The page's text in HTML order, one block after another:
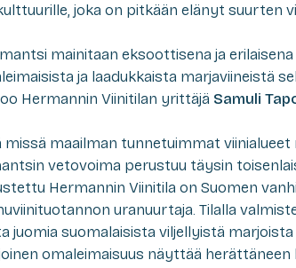
joka on pitkään elänyt suurten
mainitaan eksoottisena ja
ja laadukkaista marjaviineistä
Hermannin Viinitilan yrittäjä Samuli
missä maailman tunnetuimmat
vetovoima perustuu täysin
Hermannin Viinitila on Suomen
uranuurtaja. Tilalla
juomia suomalaisista viljellyistä
omaleimaisuus näyttää